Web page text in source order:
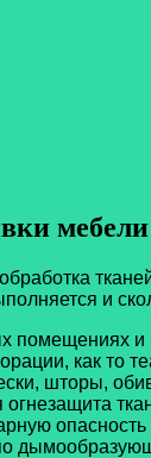
мебели
и
помещениях
как то
шторы,